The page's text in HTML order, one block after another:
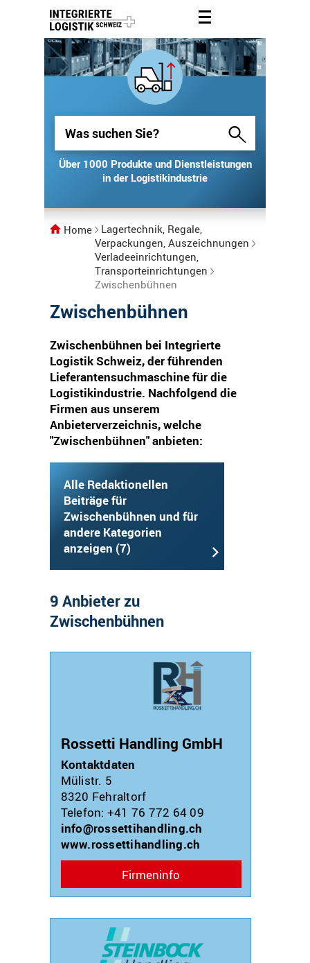
Über 1000 Produkte und Dienstleistungen
in der Logistikindustrie
Über 1000 Produkte und Dienstleistungen
in der Logistikindustrie
Home
Lagertechnik, Regale,
Verpackungen, Auszeichnungen
Verladeeinrichtungen,
Transporteinrichtungen
Zwischenbühnen
Zwischenbühnen
Zwischenbühnen bei Integrierte
Logistik Schweiz, der führenden
Lieferantensuchmaschine für die
Logistikindustrie. Nachfolgend die
Firmen aus unserem
Anbieterverzeichnis, welche
"Zwischenbühnen" anbieten:
Alle Redaktionellen
Beiträge für
Zwischenbühnen und für
andere Kategorien
anzeigen (7)
9 Anbieter zu
Zwischenbühnen
Firmeninfo
Rossetti Handling GmbH
Kontaktdaten
Mülistr. 5
8320 Fehraltorf
Telefon: +41 76 772 64 09
info@rossettihandling.ch
www.rossettihandling.ch